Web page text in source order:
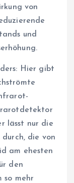
von
und
Hier gibt
lässt nur die
die von
am ehesten
den
so mehr